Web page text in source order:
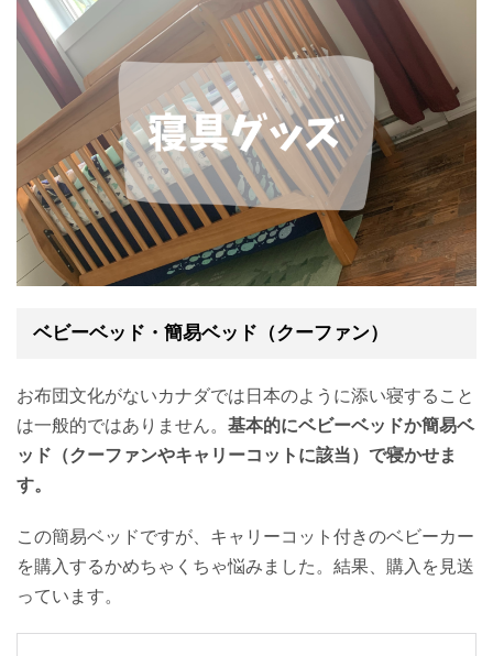
ベビーベッド・簡易ベッド（クーファン）
お布団文化がないカナダでは日本のように添い寝すること
は一般的ではありません。 基本的にベビーベッドか簡易ベ
ッド（クーファンやキャリーコットに該当）で寝かせま
す。
この簡易ベッドですが、キャリーコット付きのベビーカー
を購入するかめちゃくちゃ悩みました。結果、購入を見送
っています。